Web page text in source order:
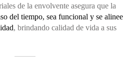
de la envolvente asegura que la
del tiempo, sea funcional y se alinee
, brindando calidad de vida a sus